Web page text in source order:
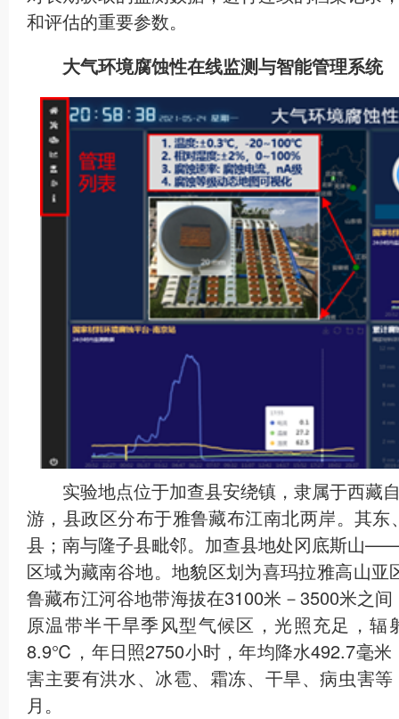
和评估的重要参数。
大气环境腐蚀性在线监测与智能管理系统
实验地点位于加查县安绕镇，隶属于西藏
游，县政区分布于雅鲁藏布江南北两岸。其
县；南与隆子县毗邻。加查县地处冈底斯山
区域为藏南谷地。地貌区划为喜玛拉雅高山
鲁藏布江河谷地带海拔在3100米－3500米之
原温带半干旱季风型气候区，光照充足，
8.9℃，年日照2750小时，年均降水492.7毫米
害主要有洪水、冰雹、霜冻、干旱、病虫害
月。